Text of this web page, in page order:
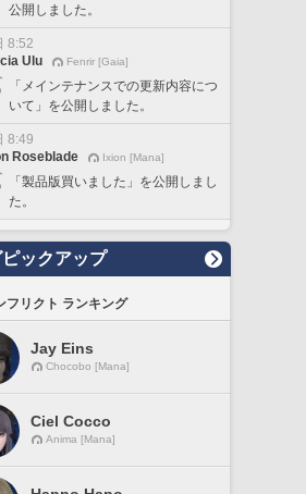
公開しました。
8:52
Ulu
Fenrir [Gaia]
「メインテナンスでの更新内容につ
いて」を公開しました。
8:49
Roseblade
Ixion [Mana]
「製品版買いました」を公開しまし
た。
ックアップ
フリクト ランキング
Jay Eins
Chocobo [Mana]
Ciel Cocco
Anima [Mana]